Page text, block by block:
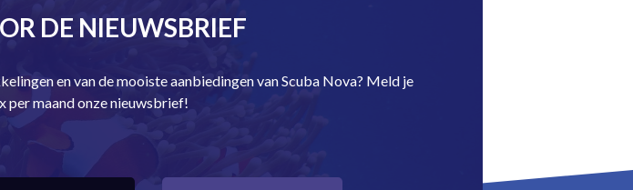
DE NIEUWSBRIEF
en van de mooiste aanbiedingen van Scuba Nova? Meld je
per maand onze nieuwsbrief!